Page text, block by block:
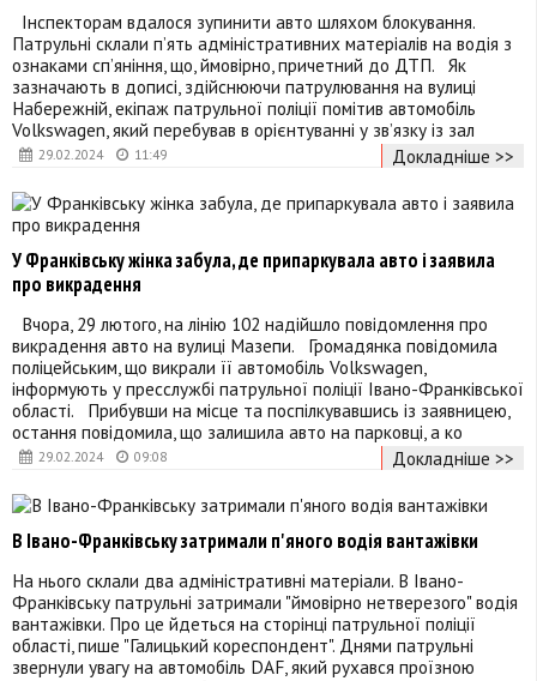
29.02.2024 11:49
Інспекторам вдалося зупинити авто шляхом блокування.
Патрульні склали пʼять адміністративних матеріалів на водія з
ознаками сп’яніння, що, ймовірно, причетний до ДТП. Як
зазначають в дописі, здійснюючи патрулювання на вулиці
Набережній, екіпаж патрульної поліції помітив автомобіль
Volkswagen, який перебував в орієнтуванні у звʼязку із зал
Докладніше >>
29.02.2024 09:08
У Франківську жінка забула, де припаркувала авто і заявила
про викрадення
Вчора, 29 лютого, на лінію 102 надійшло повідомлення про
викрадення авто на вулиці Мазепи. Громадянка повідомила
поліцейським, що викрали її автомобіль Volkswagen,
інформують у пресслужбі патрульної поліції Івано-Франківської
області. Прибувши на місце та поспілкувавшись із заявницею,
остання повідомила, що залишила авто на парковці, а ко
Докладніше >>
В Івано-Франківську затримали п'яного водія вантажівки
На нього склали два адміністративні матеріали. В Івано-
Франківську патрульні затримали "ймовірно нетверезого" водія
вантажівки. Про це йдеться на сторінці патрульної поліції
області, пише "Галицький кореспондент". Днями патрульні
звернули увагу на автомобіль DAF, який рухався проїзною